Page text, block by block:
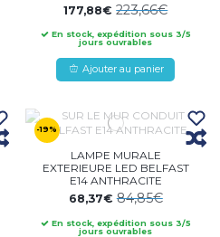
177,88€223,66€
En stock, expédition sous 3/5
jours ouvrables
Ajouter au panier
-19%
LAMPE MURALE
EXTERIEURE LED BELFAST
E14 ANTHRACITE
68,37€84,85€
En stock, expédition sous 3/5
jours ouvrables